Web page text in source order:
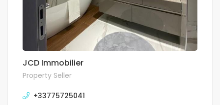
JCD Immobilier
Property Seller
+33775725041